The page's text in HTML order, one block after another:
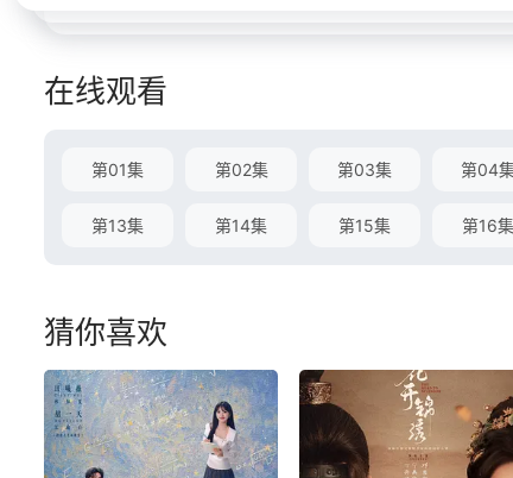
在线观看
第01集 第02集 第03集 第04
第13集 第14集 第15集 第16集
猜你喜欢